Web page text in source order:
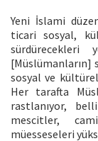
Yeni İslami
ticari sosyal,
sürdürecekleri
[Müslümanların]
sosyal ve
Her tarafta
rastlanıyor,
mescitler,
müesseseleri